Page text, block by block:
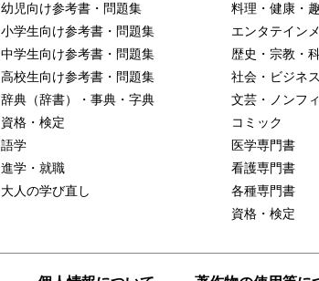
幼児向け参考書・問題集
小学生向け参考書・問題集
中学生向け参考書・問題集
高校生向け参考書・問題集
辞典（辞書）・事典・字典
資格・検定
語学
進学・就職
大人の学び直し
料理・健康・
エンタテイン
歴史・宗教・
社会・ビジネス
文芸・ノンフ
コミック
医学専門書
看護専門書
各種専門書
資格・検定